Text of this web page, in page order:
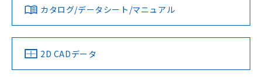
対応済み
中国 RoHS 注意事項・凡例
LR型式承認
（イギリス
船舶規格）
DNV型式承認
（ノルウェー
BV型式承認
（フランス
KR型式
（韓国
No No No No
カタログ/データシート/マニュアル
2D CADデータ